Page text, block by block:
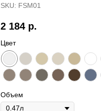
SKU: FSМ01
2 184 р.
Цвет
Объем